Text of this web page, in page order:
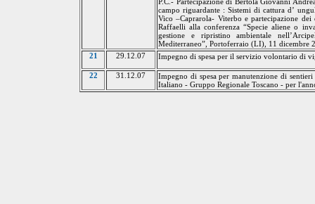
campo riguardante : Sistemi di cattura d’
Vico –Caprarola- Viterbo e partecipazione
Raffaelli alla conferenza “Specie aliene o
gestione e ripristino ambientale
Mediterraneo”, Portoferraio (LI), 11 dicembre
21 29.12.07 Impegno di spesa per il servizio volontario di
22 31.12.07
Impegno di spesa per manutenzione di
Italiano - Gruppo Regionale Toscano - per